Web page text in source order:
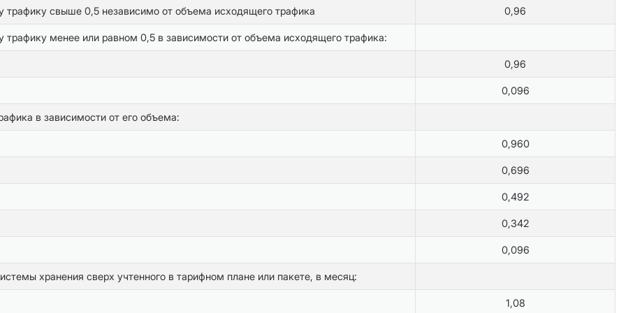
свыше 0,5 независимо от объема исходящего трафика 0,96
менее или равном 0,5 в зависимости от объема исходящего трафика:
0,96
0,096
в зависимости от его объема:
0,960
0,696
0,492
0,342
0,096
хранения сверх учтенного в тарифном плане или пакете, в месяц:
1,08